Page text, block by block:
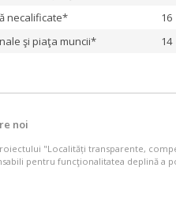
necalificate* 16
şi piaţa muncii* 14
noi
"Localități transparente,
pentru funcţionalitatea deplină a